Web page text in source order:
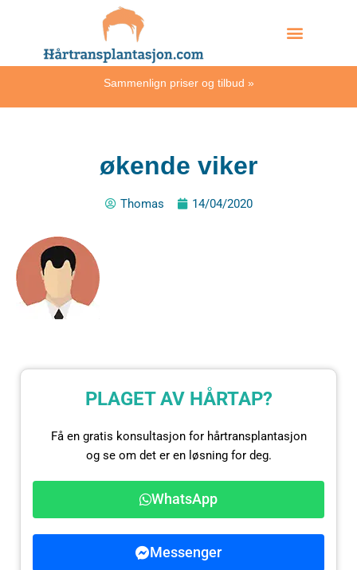
Sammenlign priser og tilbud »
økende viker
Thomas 14/04/2020
PLAGET AV HÅRTAP?
Få en gratis konsultasjon for hårtransplantasjon
og se om det er en løsning for deg.
WhatsApp
Messenger